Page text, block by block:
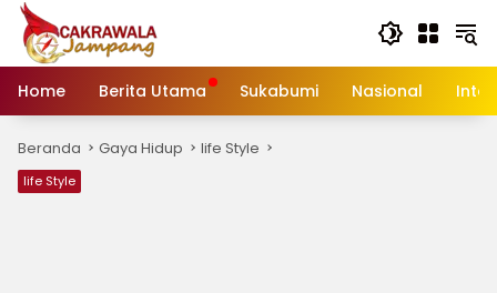
Langsung
konten
Home
Berita Utama Sukabumi Nasional
Beranda Gaya Hidup life Style
life Style